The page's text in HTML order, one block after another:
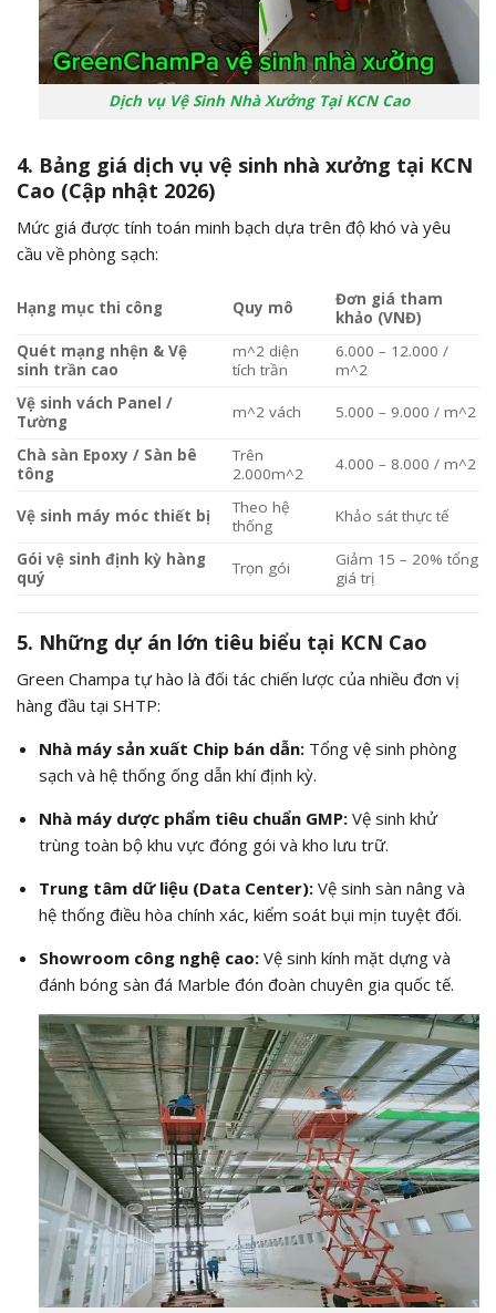
Dịch vụ Vệ Sinh Nhà Xưởng Tại KCN Cao
4. Bảng giá dịch vụ vệ sinh nhà xưởng tại KCN
Cao (Cập nhật 2026)
Mức giá được tính toán minh bạch dựa trên độ khó và yêu
cầu về phòng sạch:
Hạng mục thi công Quy mô
Đơn giá tham
khảo (VNĐ)
Quét mạng nhện & Vệ
sinh trần cao
m^2 diện
tích trần
6.000 – 12.000 /
m^2
Vệ sinh vách Panel /
Tường
m^2 vách 5.000 – 9.000 / m^2
Chà sàn Epoxy / Sàn bê
tông
Trên
2.000m^2
4.000 – 8.000 / m^2
Vệ sinh máy móc thiết bị
Theo hệ
thống
Khảo sát thực tế
Gói vệ sinh định kỳ hàng
quý
Trọn gói
Giảm 15 – 20% tổng
giá trị
5. Những dự án lớn tiêu biểu tại KCN Cao
Green Champa tự hào là đối tác chiến lược của nhiều đơn vị
hàng đầu tại SHTP:
Nhà máy sản xuất Chip bán dẫn:Tổng vệ sinh phòng
sạch và hệ thống ống dẫn khí định kỳ.
Nhà máy dược phẩm tiêu chuẩn GMP:Vệ sinh khử
trùng toàn bộ khu vực đóng gói và kho lưu trữ.
Trung tâm dữ liệu (Data Center):Vệ sinh sàn nâng và
hệ thống điều hòa chính xác, kiểm soát bụi mịn tuyệt đối.
Showroom công nghệ cao:Vệ sinh kính mặt dựng và
đánh bóng sàn đá Marble đón đoàn chuyên gia quốc tế.